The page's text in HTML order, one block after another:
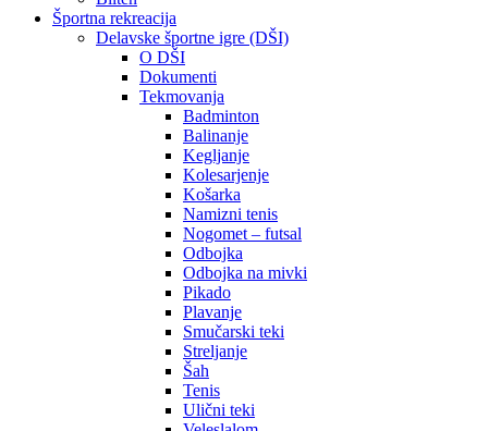
Športna rekreacija
Delavske športne igre (DŠI)
O DŠI
Dokumenti
Tekmovanja
Badminton
Balinanje
Kegljanje
Kolesarjenje
Košarka
Namizni tenis
Nogomet – futsal
Odbojka
Odbojka na mivki
Pikado
Plavanje
Smučarski teki
Streljanje
Šah
Tenis
Ulični teki